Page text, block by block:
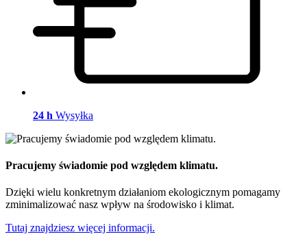
24 h Wysyłka
Pracujemy świadomie pod względem klimatu.
Dzięki wielu konkretnym działaniom ekologicznym pomagamy
zminimalizować nasz wpływ na środowisko i klimat.
Tutaj znajdziesz więcej informacji.